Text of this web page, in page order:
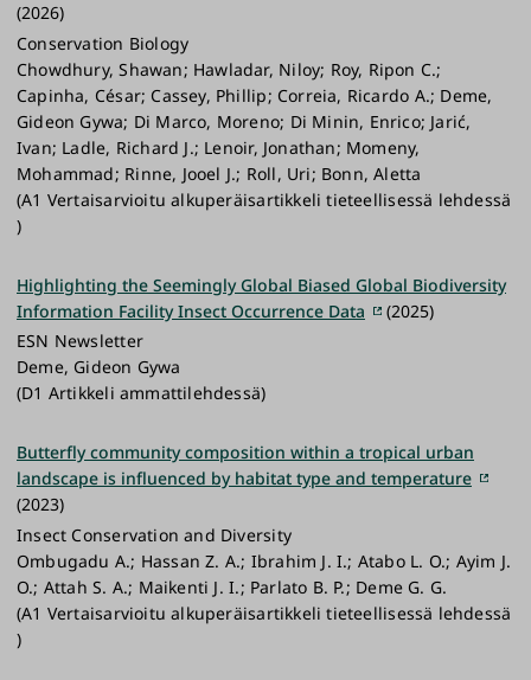
(2026)
Conservation Biology
Chowdhury, Shawan; Hawladar, Niloy; Roy, Ripon C.;
Capinha, César; Cassey, Phillip; Correia, Ricardo A.; Deme,
Gideon Gywa; Di Marco, Moreno; Di Minin, Enrico; Jarić,
Ivan; Ladle, Richard J.; Lenoir, Jonathan; Momeny,
Mohammad; Rinne, Jooel J.; Roll, Uri; Bonn, Aletta
(A1 Vertaisarvioitu alkuperäisartikkeli tieteellisessä lehdessä
)
Highlighting the Seemingly Global Biased Global Biodiversity
Information Facility Insect Occurrence Data
(2025)
ESN Newsletter
Deme, Gideon Gywa
(D1 Artikkeli ammattilehdessä)
Butterfly community composition within a tropical urban
landscape is influenced by habitat type and temperature
(2023)
Insect Conservation and Diversity
Ombugadu A.; Hassan Z. A.; Ibrahim J. I.; Atabo L. O.; Ayim J.
O.; Attah S. A.; Maikenti J. I.; Parlato B. P.; Deme G. G.
(A1 Vertaisarvioitu alkuperäisartikkeli tieteellisessä lehdessä
)